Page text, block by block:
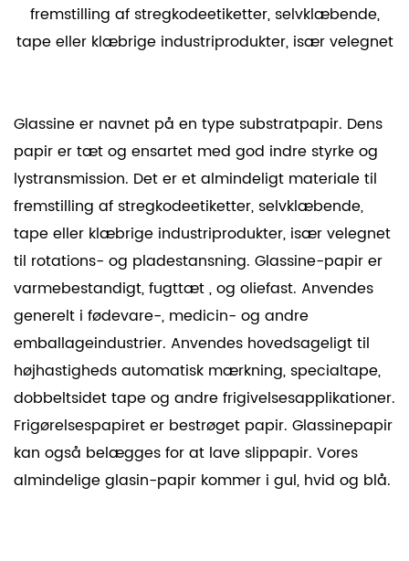
fremstilling af stregkodeetiketter, selvklæbende,
tape eller klæbrige industriprodukter, især velegnet
Glassine er navnet på en type substratpapir. Dens
papir er tæt og ensartet med god indre styrke og
lystransmission. Det er et almindeligt materiale til
fremstilling af stregkodeetiketter, selvklæbende,
tape eller klæbrige industriprodukter, især velegnet
til rotations- og pladestansning. Glassine-papir er
varmebestandigt,fugttæt, og oliefast. Anvendes
generelt i fødevare-, medicin- og andre
emballageindustrier. Anvendes hovedsageligt til
højhastigheds automatisk mærkning, specialtape,
dobbeltsidet tape og andre frigivelsesapplikationer.
Frigørelsespapiret er bestrøget papir. Glassinepapir
kan også belægges for at lave slippapir. Vores
almindelige glasin-papir kommer i gul, hvid og blå.